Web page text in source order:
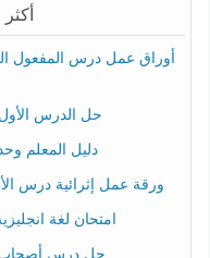
أوراق عمل درس المفعول
حل الدرس
دليل المعلم
ورقة عمل إثرائية درس
امتحان لغة
حل درس أصحاب